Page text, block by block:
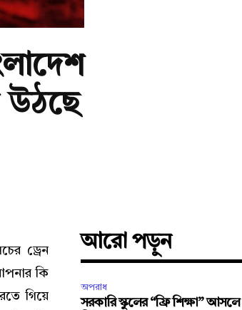
উঠছে
ড্রেন
কি
গিয়ে
আরো পড়ুন
অপরাধ
সরকারি স্কুলের “ফ্রি শিক্ষা”